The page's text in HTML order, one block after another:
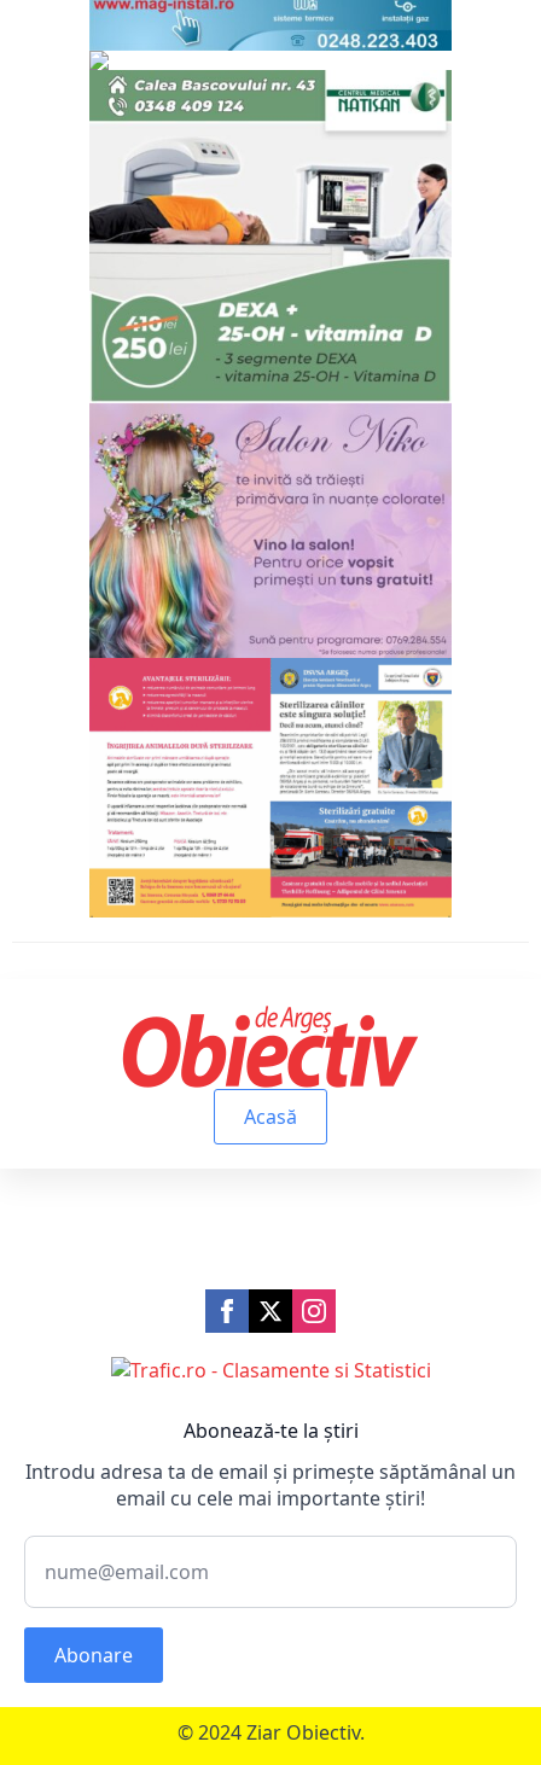
Acasă
Abonează-te la știri
Introdu adresa ta de email și primește săptămânal un
email cu cele mai importante știri!
Abonare
© 2024 Ziar Obiectiv.